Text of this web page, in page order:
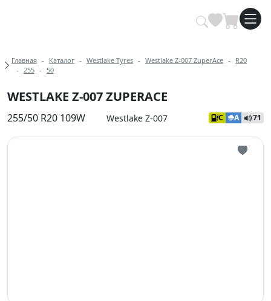
Купить автомобильные шины
Хлебные крошки
Главная Каталог Westlake Tyres Westlake Z-007 ZuperAce
R20
255
50
WESTLAKE Z-007 ZUPERACE
255/50 R20 109W Westlake Z-007 C A 71